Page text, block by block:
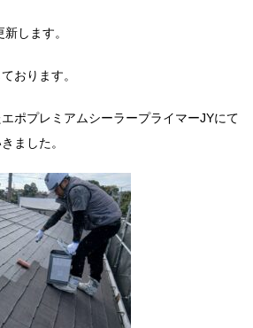
します。
おります。
ポプレミアムシーラープライマーJYにて
ました。